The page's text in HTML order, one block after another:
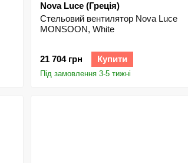
Nova Luce (Греція)
Стельовий вентилятор Nova Luce
MONSOON, White
21 704 грн Купити
Під замовлення 3-5 тижні